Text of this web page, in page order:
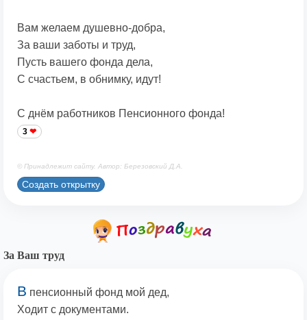
Вам желаем душевно-добра,
За ваши заботы и труд,
Пусть вашего фонда дела,
С счастьем, в обнимку, идут!
С днём работников Пенсионного фонда!
3
© Принадлежит сайту. Автор: Березовский Д.А.
Создать открытку
За Ваш труд
В пенсионный фонд мой дед,
Ходит с документами.